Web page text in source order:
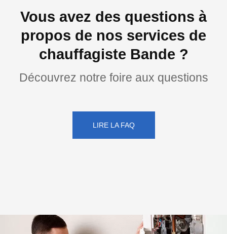
Vous avez des questions à
propos de nos services de
chauffagiste Bande ?
Découvrez notre foire aux questions
LIRE LA FAQ